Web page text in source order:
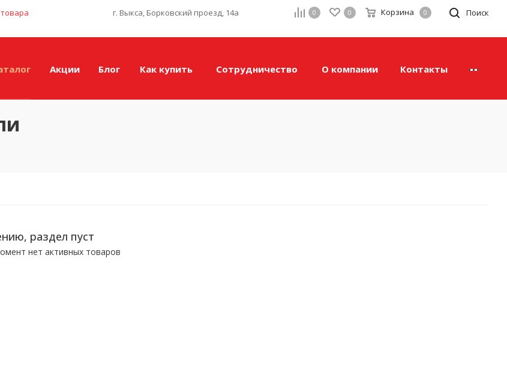
г. Выкса, Борковский проезд, 14а Поиск
0 0 Корзина 0
Акции Блог Как купить Сотрудничество О компании Контакты
раздел пуст
нет активных товаров